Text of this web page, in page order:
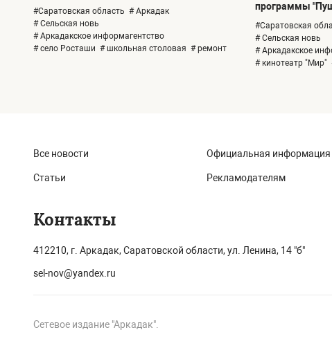
#Саратовская область # Аркадак
# Сельская новь
# Аркадакское информагентство
# село Росташи # школьная столовая # ремонт
программы
#Саратовская
# Сельская новь
# Аркадакское
# кинотеатр "Мир"
Все новости
Статьи
Официальная информация
Рекламодателям
Контакты
412210, г. Аркадак, Саратовской области, ул. Ленина, 14 "б"
sel-nov@yandex.ru
Сетевое издание "Аркадак".